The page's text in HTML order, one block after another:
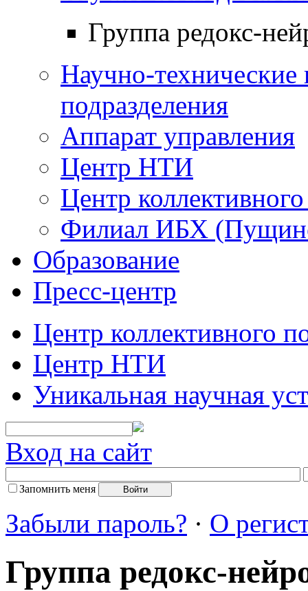
Группа редокс-
Научно-технические
подразделения
Аппарат управления
Центр НТИ
Центр
Филиал ИБХ
Образование
Пресс-центр
Центр коллективного
Центр НТИ
Уникальная научная
Вход на сайт
Запомнить меня
Забыли пароль? · О
Группа редокс-